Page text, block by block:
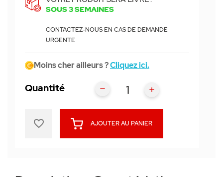
SOUS 3 SEMAINES
CONTACTEZ-NOUS EN CAS DE DEMANDE
URGENTE
Moins cher ailleurs ?Cliquez ici.
Quantité
AJOUTER AU PANIER
favorite_border